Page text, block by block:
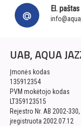
El. paštas
UAB, AQUA
Įmonės kodas
135912354
PVM mokėtojo kodas
LT359123515
Rejestro Nr. AB 2002-330,
įregistruota 2002.07.12